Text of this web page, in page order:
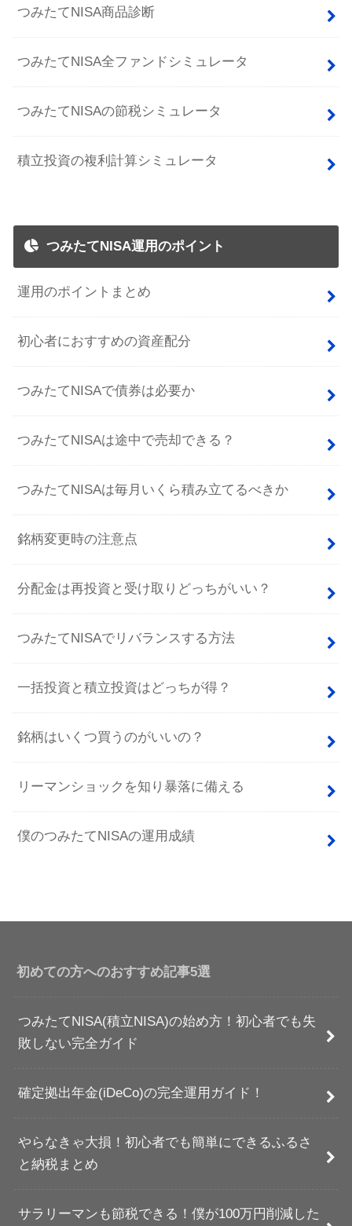
つみたてNISA商品診断
つみたてNISA全ファンドシミュレータ
つみたてNISAの節税シミュレータ
積立投資の複利計算シミュレータ
つみたてNISA運用のポイント
運用のポイントまとめ
初心者におすすめの資産配分
つみたてNISAで債券は必要か
つみたてNISAは途中で売却できる？
つみたてNISAは毎月いくら積み立てるべきか
銘柄変更時の注意点
分配金は再投資と受け取りどっちがいい？
つみたてNISAでリバランスする方法
一括投資と積立投資はどっちが得？
銘柄はいくつ買うのがいいの？
リーマンショックを知り暴落に備える
僕のつみたてNISAの運用成績
初めての方へのおすすめ記事5選
つみたてNISA(積立NISA)の始め方！初心者でも失
敗しない完全ガイド
確定拠出年金(iDeCo)の完全運用ガイド！
やらなきゃ大損！初心者でも簡単にできるふるさ
と納税まとめ
サラリーマンも節税できる！僕が100万円削減した